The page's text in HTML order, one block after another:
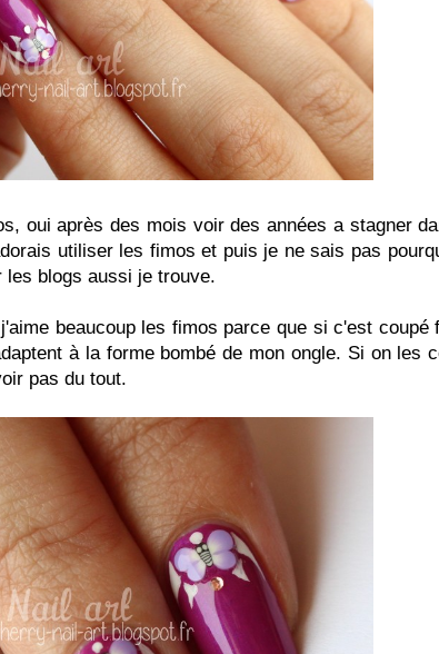
oui après des mois voir des années a stagner
utiliser les fimos et puis je ne sais pas
blogs aussi je trouve.
beaucoup les fimos parce que si c'est coupé
à la forme bombé de mon ongle. Si on les
pas du tout.